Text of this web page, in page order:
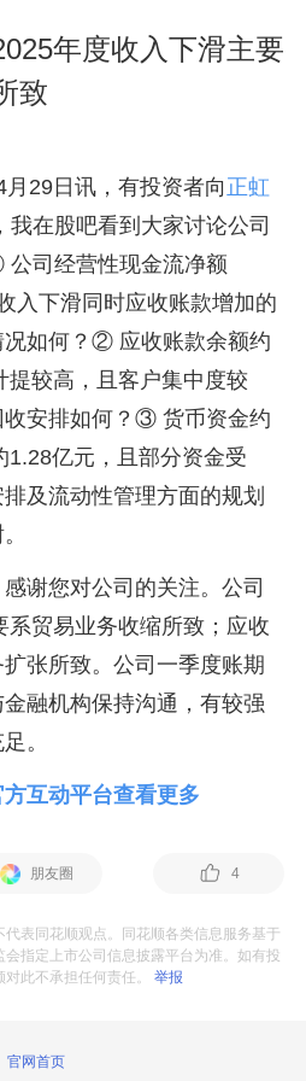
年度收入下滑主要
致
29日讯，有投资者向 正虹
在股吧看到大家讨论公司
司经营性现金流净额
入下滑同时应收账款增加的
况如何？② 应收账款余额约
提较高，且客户集中度较
收安排如何？③ 货币资金约
1.28亿元，且部分资金受
及流动性管理方面的规划
谢您对公司的关注。公司
系贸易业务收缩所致；应收
张所致。公司一季度账期
融机构保持沟通，有较强
。
互动平台查看更多
朋友圈 4
表同花顺观点。同花顺各类信息服务基于
指定上市公司信息披露平台为准。如有投
对此不承担任何责任。举报
官网首页